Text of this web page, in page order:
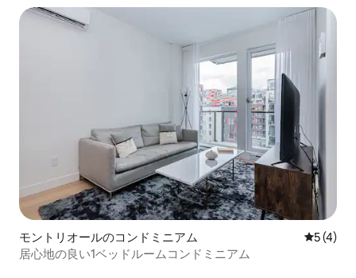
モントリオールのコンドミニアム レビュー
5 (4)
居心地の良い1ベッドルームコンドミニアム